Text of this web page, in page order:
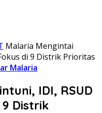
Malaria Mengintai
di 9 Distrik Prioritas
Malaria
IDI, RSUD
Distrik